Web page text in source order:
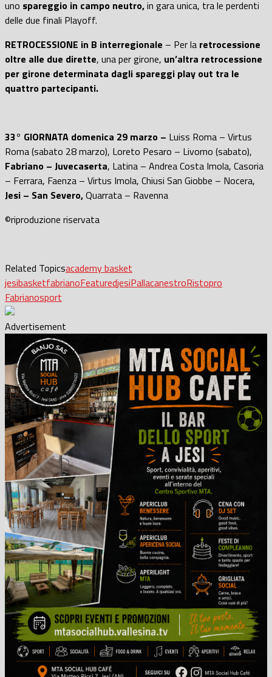
uno spareggio in campo neutro,in gara unica, tra le perdenti
delle due finali Playoff.
RETROCESSIONE in B interregionale – Per la retrocessione
oltre alle due dirette, una per girone, un’altra retrocessione
per girone determinata dagli spareggi play out tra le
quattro partecipanti.
33° GIORNATA domenica 29 marzo – Luiss Roma – Virtus
Roma (sabato 28 marzo), Loreto Pesaro – Livorno (sabato),
Fabriano – Juvecaserta, Latina – Andrea Costa Imola, Casoria
– Ferrara, Faenza – Virtus Imola, Chiusi San Giobbe – Nocera,
Jesi – San Severo,Quarrata – Ravenna
©riproduzione riservata
Related Topicsacademy basket
jesibasketfabrianoFeaturedjesiPallacanestroRistopro
Fabrianosport
Advertisement